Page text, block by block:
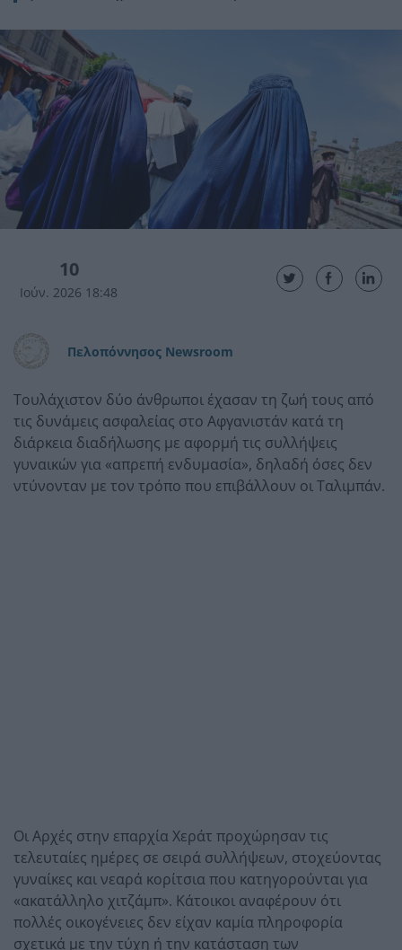
10
Ιούν. 2026 18:48
Πελοπόννησος Newsroom
Τουλάχιστον δύο άνθρωποι έχασαν τη ζωή τους από
τις δυνάμεις ασφαλείας στο Αφγανιστάν κατά τη
διάρκεια διαδήλωσης με αφορμή τις συλλήψεις
γυναικών για «απρεπή ενδυμασία», δηλαδή όσες δεν
ντύνονταν με τον τρόπο που επιβάλλουν οι Ταλιμπάν.
Οι Αρχές στην επαρχία Χεράτ προχώρησαν τις
τελευταίες ημέρες σε σειρά συλλήψεων, στοχεύοντας
γυναίκες και νεαρά κορίτσια που κατηγορούνται για
«ακατάλληλο χιτζάμπ». Κάτοικοι αναφέρουν ότι
πολλές οικογένειες δεν είχαν καμία πληροφορία
σχετικά με την τύχη ή την κατάσταση των